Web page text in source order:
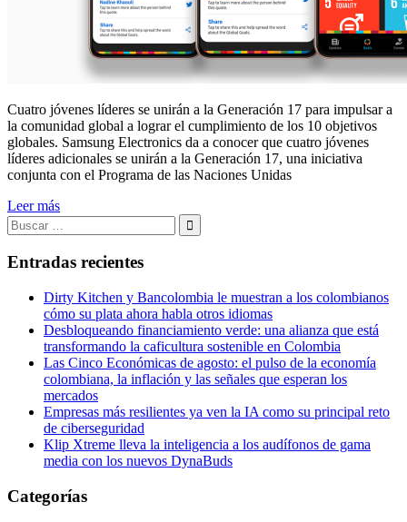
Cuatro jóvenes líderes se unirán a la Generación 17 para impulsar a
la comunidad global a lograr el cumplimiento de los 10 objetivos
globales. Samsung Electronics da a conocer que cuatro jóvenes
líderes adicionales se unirán a la Generación 17, una iniciativa
conjunta con el Programa de las Naciones Unidas
Leer más
Buscar:
Buscar
Entradas recientes
Dirty Kitchen y Bancolombia le muestran a los colombianos
cómo su plata ahora habla otros idiomas
Desbloqueando financiamiento verde: una alianza que está
transformando la caficultura sostenible en Colombia
Las Cinco Económicas de agosto: el pulso de la economía
colombiana, la inflación y las señales que esperan los
mercados
Empresas más resilientes ya ven la IA como su principal reto
de ciberseguridad
Klip Xtreme lleva la inteligencia a los audífonos de gama
media con los nuevos DynaBuds
Categorías